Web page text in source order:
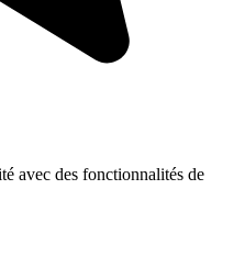
avec des fonctionnalités de